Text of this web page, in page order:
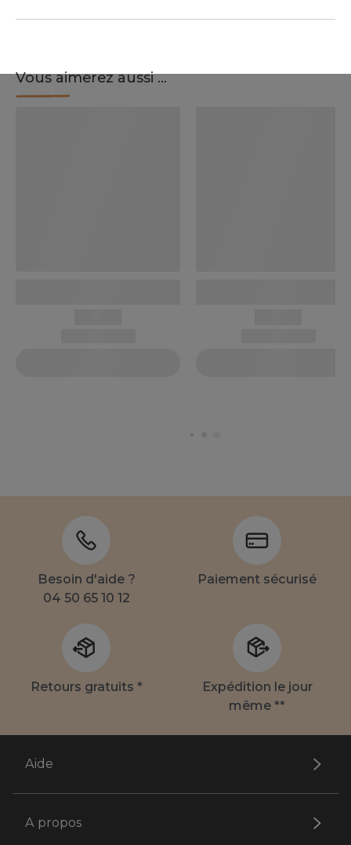
Vous aimerez aussi ...
Besoin d'aide ?
04 50 65 10 12
Paiement sécurisé
Retours gratuits *
Expédition le jour
même **
Aide
A propos